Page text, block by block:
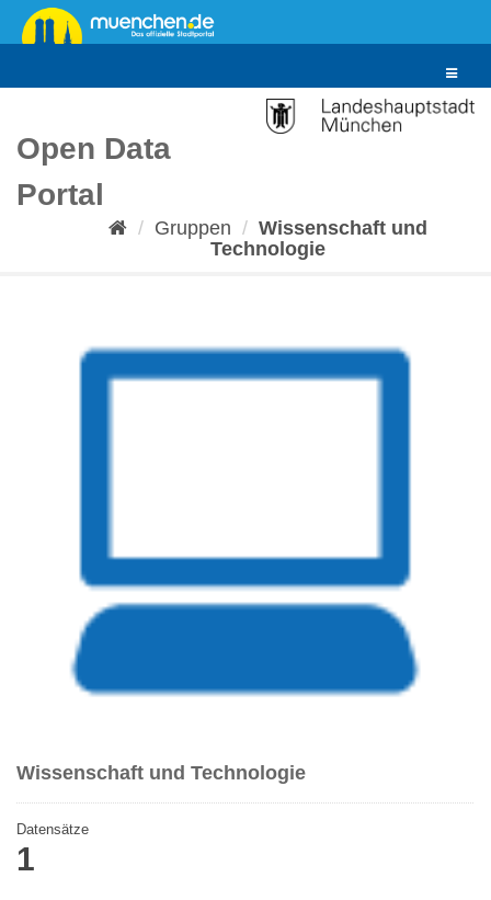
Überspringen
zum
Toggle
Open Data
Portal
Gruppen
Wissenschaft und
Technologie
Wissenschaft und Technologie
Datensätze
1